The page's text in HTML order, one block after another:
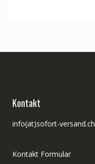
Kontakt
info(at)sofort-versand.ch
Kontakt Formular